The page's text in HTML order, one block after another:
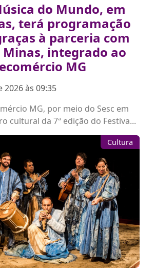
do Mundo, em
terá programação
à parceria com
Minas, integrado ao
MG
2026 às 09:35
MG, por meio do Sesc em
cultural da 7ª edição do Festiva...
Cultura